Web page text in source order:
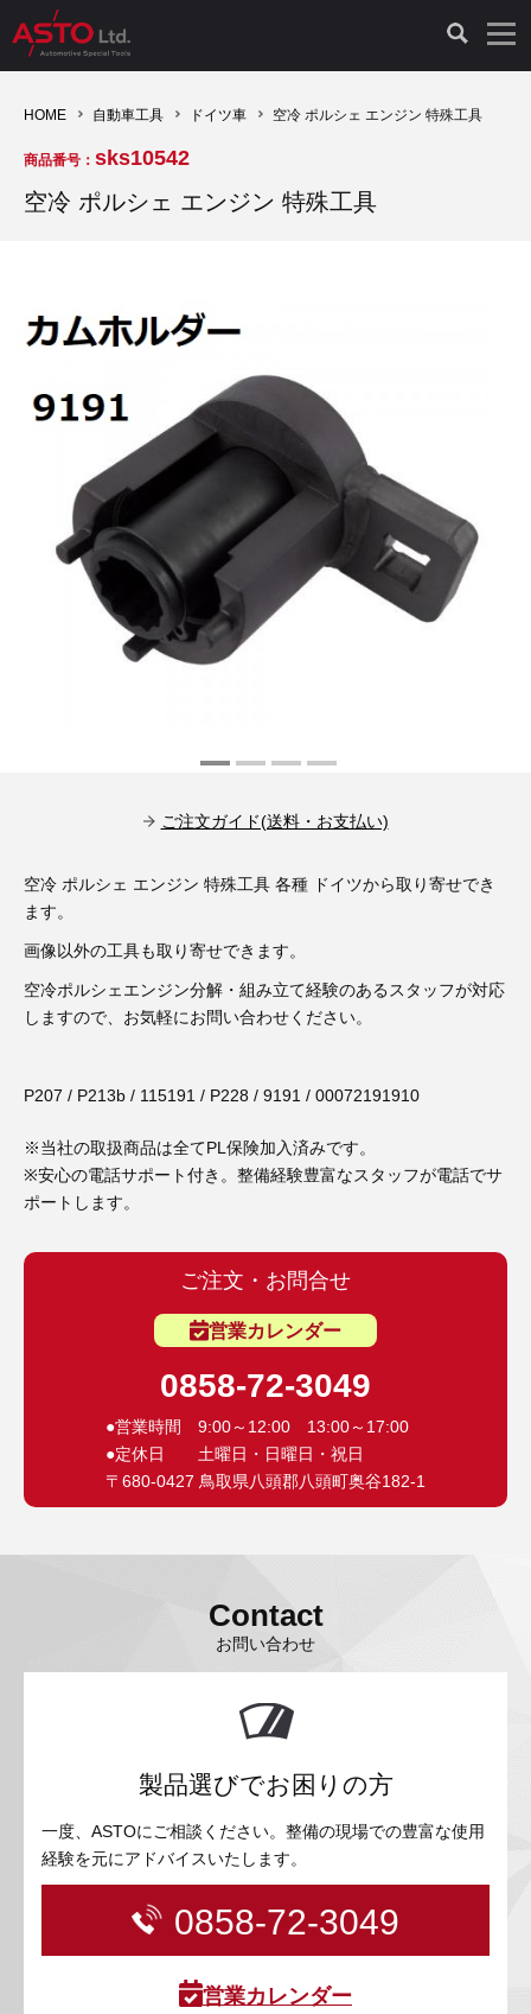
診断機（16）
オプション品（17）
TPMS（4）
その他（9）
診断テスター（10）
安定化電源ユニット（8）
バッテリーテスター（4）
古い車両用診断テスター（10）
バイク用診断テスター（7）
HCB TOOLS（45）
ドイツ車（211）
イタリア/フランス車（27）
イギリス車（23）
アメリカ車（15）
バッテリーチャージャー（4）
ホイールロック取り外しツール（6）
オシロスコープ（2）
ドイツ車（427）
スウェーデン車（45）
日本車（40）
ロシア（8）
ブレーキキャリパーリペアキット（368）
キー関連（19）
ライト関連（6）
その他（12）
現品修理（77）
イモビライザーOFF（1）
その他（6）
オシロスコープ（10）
HOME 自動車工具 ドイツ車 空冷 ポルシェ エンジン 特殊工具
商品番号： sks10542
空冷 ポルシェ エンジン 特殊工具
ご注文ガイド(送料・お支払い)
空冷 ポルシェ エンジン 特殊工具 各種 ドイツから取り寄せでき
ます。
画像以外の工具も取り寄せできます。
空冷ポルシェエンジン分解・組み立て経験のあるスタッフが対応
しますので、お気軽にお問い合わせください。
P207 / P213b / 115191 / P228 / 9191 / 00072191910
※当社の取扱商品は全てPL保険加入済みです。
※安心の電話サポート付き。整備経験豊富なスタッフが電話でサ
ポートします。
ご注文・お問合せ
営業カレンダー
0858-72-3049
●営業時間 9:00～12:00 13:00～17:00
●定休日 土曜日・日曜日・祝日
〒680-0427 鳥取県八頭郡八頭町奥谷182-1
Contact
お問い合わせ
製品選びでお困りの方
一度、ASTOにご相談ください。整備の現場での豊富な使用
経験を元にアドバイスいたします。
0858-72-3049
営業カレンダー